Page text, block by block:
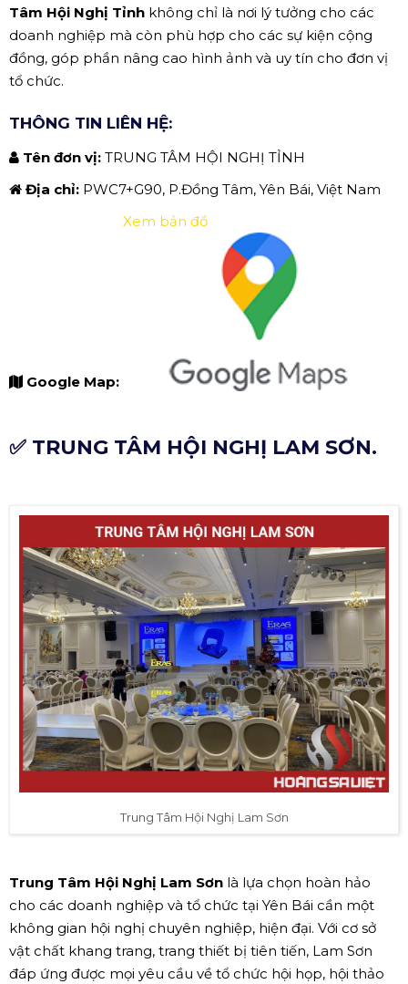
Tâm Hội Nghị Tỉnh không chỉ là nơi lý tưởng cho các
doanh nghiệp mà còn phù hợp cho các sự kiện cộng
đồng, góp phần nâng cao hình ảnh và uy tín cho đơn vị
tổ chức.
THÔNG TIN LIÊN HỆ:
Tên đơn vị: TRUNG TÂM HỘI NGHỊ TỈNH
Địa chỉ: PWC7+G90, P.Đồng Tâm, Yên Bái, Việt Nam
Google Map:
Xem bản đồ
✅ TRUNG TÂM HỘI NGHỊ LAM SƠN.
Trung Tâm Hội Nghị Lam Sơn
Trung Tâm Hội Nghị Lam Sơn là lựa chọn hoàn hảo
cho các doanh nghiệp và tổ chức tại Yên Bái cần một
không gian hội nghị chuyên nghiệp, hiện đại. Với cơ sở
vật chất khang trang, trang thiết bị tiên tiến, Lam Sơn
đáp ứng được mọi yêu cầu về tổ chức hội họp, hội thảo